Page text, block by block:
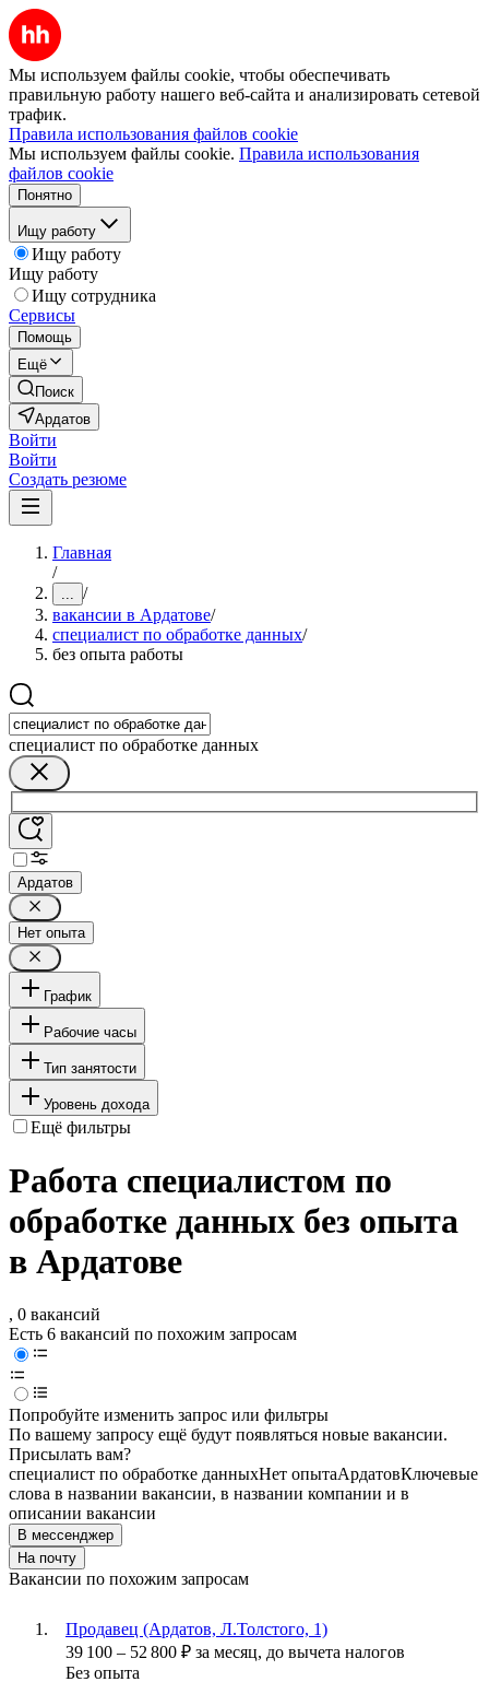
Мы используем файлы cookie, чтобы обеспечивать
правильную работу нашего веб-сайта и анализировать сетевой
трафик.
Правила использования файлов cookie
Мы используем файлы cookie. Правила использования
файлов cookie
Понятно
Ищу работу
Ищу работу
Ищу работу
Ищу сотрудника
Сервисы
Помощь
Ещё
Поиск
Ардатов
Войти
Войти
Создать резюме
Главная
/
... /
вакансии в Ардатове/
специалист по обработке данных/
без опыта работы
специалист по обработке данных
Ардатов
Нет опыта
График
Рабочие часы
Тип занятости
Уровень дохода
Ещё фильтры
Работа специалистом по
обработке данных без опыта
в Ардатове
, 0 вакансий
Есть 6 вакансий по похожим запросам
Попробуйте изменить запрос или фильтры
По вашему запросу ещё будут появляться новые вакансии.
Присылать вам?
специалист по обработке данныхНет опытаАрдатовКлючевые
слова в названии вакансии, в названии компании и в
описании вакансии
В мессенджер
На почту
Вакансии по похожим запросам
Продавец (Ардатов, Л.Толстого, 1)
39 100 – 52 800 ₽ за месяц, до вычета налогов
Без опыта